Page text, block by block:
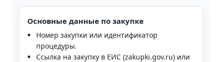
Основные данные по закупке
Номер закупки или идентификатор
процедуры.
Ссылка на закупку в ЕИС (zakupki.gov.ru) или